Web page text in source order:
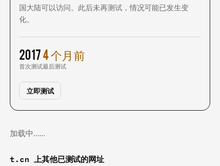
国大陆可以访问。此后未再测试，情况可能已发生变
化。
2017
首次测试
4 个月前
最后测试
立即测试
加载中……
t.cn 上其他已测试的网址